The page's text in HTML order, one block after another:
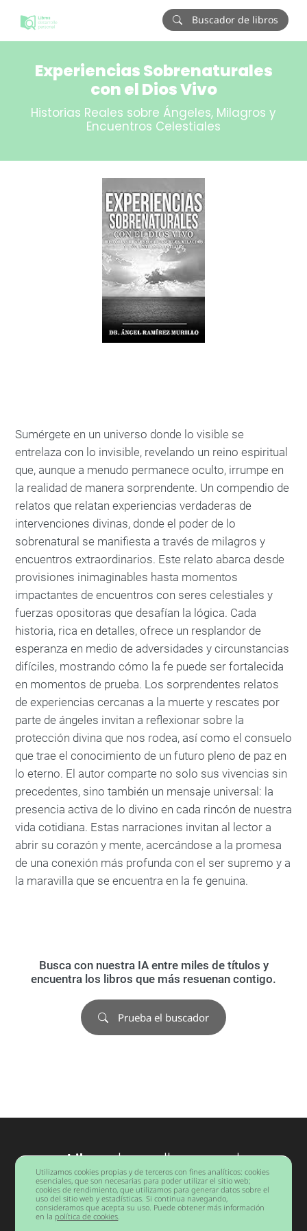
Buscador de libros
Experiencias Sobrenaturales
con el Dios Vivo
Historias Reales sobre Ángeles, Milagros y
Encuentros Celestiales
Sumérgete en un universo donde lo visible se
entrelaza con lo invisible, revelando un reino espiritual
que, aunque a menudo permanece oculto, irrumpe en
la realidad de manera sorprendente. Un compendio de
relatos que relatan experiencias verdaderas de
intervenciones divinas, donde el poder de lo
sobrenatural se manifiesta a través de milagros y
encuentros extraordinarios. Este relato abarca desde
provisiones inimaginables hasta momentos
impactantes de encuentros con seres celestiales y
fuerzas opositoras que desafían la lógica. Cada
historia, rica en detalles, ofrece un resplandor de
esperanza en medio de adversidades y circunstancias
difíciles, mostrando cómo la fe puede ser fortalecida
en momentos de prueba. Los sorprendentes relatos
de experiencias cercanas a la muerte y rescates por
parte de ángeles invitan a reflexionar sobre la
protección divina que nos rodea, así como el consuelo
que trae el conocimiento de un futuro pleno de paz en
lo eterno. El autor comparte no solo sus vivencias sin
precedentes, sino también un mensaje universal: la
presencia activa de lo divino en cada rincón de nuestra
vida cotidiana. Estas narraciones invitan al lector a
abrir su corazón y mente, acercándose a la promesa
de una conexión más profunda con el ser supremo y a
la maravilla que se encuentra en la fe genuina.
Busca con nuestra IA entre miles de títulos y
encuentra los libros que más resuenan contigo.
Prueba el buscador
Librosdesarrollo personal
Barcelona
Copyright © 2026 Todos los derechos reservados.
Utilizamos cookies propias y de terceros con fines analíticos: cookies
esenciales, que son necesarias para poder utilizar el sitio web;
cookies de rendimiento, que utilizamos para generar datos sobre el
uso del sitio web y estadísticas. Si continua navegando,
consideramos que acepta su uso. Puede obtener más información
en la política de cookies.